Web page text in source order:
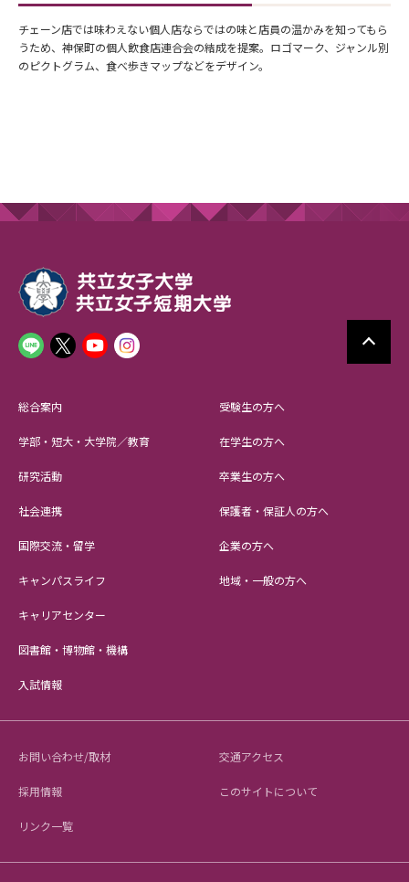
チェーン店では味わえない個人店ならではの味と店員の温かみを知ってもら
うため、神保町の個人飲食店連合会の結成を提案。ロゴマーク、ジャンル別
のピクトグラム、食べ歩きマップなどをデザイン。
総合案内
学部・短大・大学院／教育
研究活動
社会連携
国際交流・留学
キャンパスライフ
キャリアセンター
図書館・博物館・機構
入試情報
受験生の方へ
在学生の方へ
卒業生の方へ
保護者・保証人の方へ
企業の方へ
地域・一般の方へ
お問い合わせ/取材 交通アクセス
採用情報 このサイトについて
リンク一覧